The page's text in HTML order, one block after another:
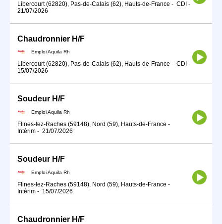
Libercourt (62820), Pas-de-Calais (62), Hauts-de-France - CDI -
21/07/2026
Chaudronnier H/F
Emploi Aquila Rh
Libercourt (62820), Pas-de-Calais (62), Hauts-de-France - CDI -
15/07/2026
Soudeur H/F
Emploi Aquila Rh
Flines-lez-Raches (59148), Nord (59), Hauts-de-France -
Intérim - 21/07/2026
Soudeur H/F
Emploi Aquila Rh
Flines-lez-Raches (59148), Nord (59), Hauts-de-France -
Intérim - 15/07/2026
Chaudronnier H/F